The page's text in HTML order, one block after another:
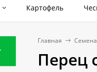
Картофель
Главная Семена
Перец